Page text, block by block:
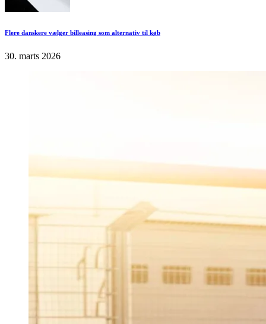
Flere danskere vælger billeasing som alternativ til køb
30. marts 2026